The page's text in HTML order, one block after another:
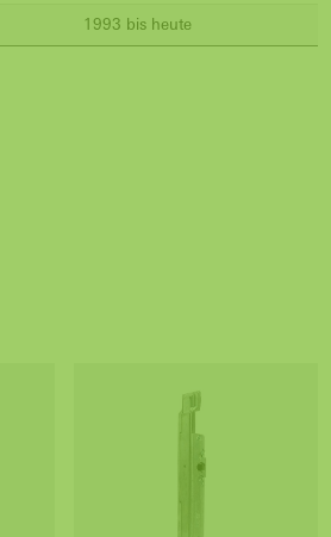
1993 bis heute